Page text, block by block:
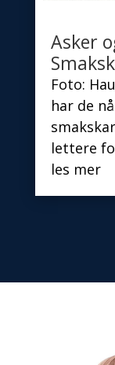
Asker
Foto:
har de
lettere
les mer